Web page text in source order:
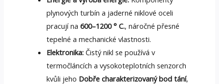
plynových turbín a jaderné niklové oceli
pracují na600–1200 ° C., náročné přesné
tepelné a mechanické vlastnosti.
Elektronika: Čistý nikl se používá v
termočláncích a vysokoteplotních senzorch
kvůli jeho Dobře charakterizovaný bod tání,